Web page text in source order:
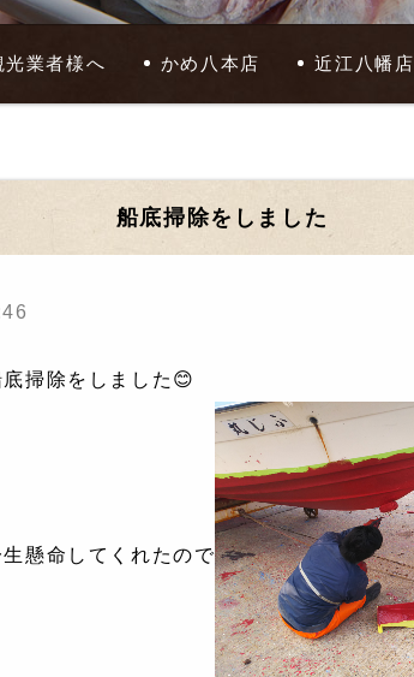
光業者様へ かめ八本店 近江八幡店
船底掃除をしました
掃除をしました😊
懸命してくれたので